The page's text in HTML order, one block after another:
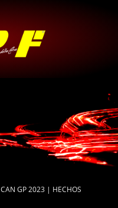
CAN GP 2023 | HECHOS